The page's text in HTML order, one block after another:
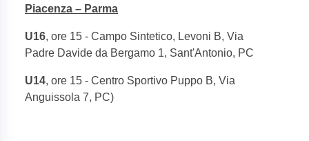
Piacenza – Parma
U16, ore 15 - Campo Sintetico, Levoni B, Via
Padre Davide da Bergamo 1, Sant'Antonio, PC
U14, ore 15 - Centro Sportivo Puppo B, Via
Anguissola 7, PC)